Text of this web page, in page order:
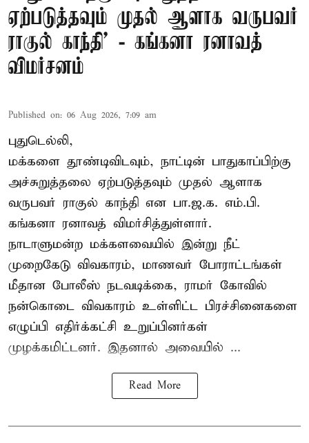
ஏற்படுத்தவும் முதல் ஆளாக வருபவர்
ராகுல் காந்தி’ - கங்கனா ரனாவத்
விமர்சனம்
Published on: 06 Aug 2026, 7:09 am
புதுடெல்லி,
மக்களை தூண்டிவிடவும், நாட்டின் பாதுகாப்பிற்கு
அச்சுறுத்தலை ஏற்படுத்தவும் முதல் ஆளாக
வருபவர் ராகுல் காந்தி என பா.ஜ.க. எம்.பி.
கங்கனா ரனாவத் விமர்சித்துள்ளார்.
நாடாளுமன்ற மக்களவையில் இன்று நீட்
முறைகேடு விவகாரம், மாணவர் போராட்டங்கள்
மீதான போலீஸ் நடவடிக்கை, ராமர் கோவில்
நன்கொடை விவகாரம் உள்ளிட்ட பிரச்சினைகளை
எழுப்பி எதிர்க்கட்சி உறுப்பினர்கள்
முழக்கமிட்டனர். இதனால் அவையில் ...
Read More